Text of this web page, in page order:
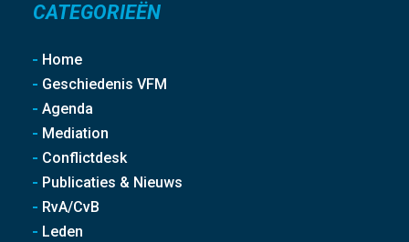
CATEGORIEËN
Home
Geschiedenis VFM
Agenda
Mediation
Conflictdesk
Publicaties & Nieuws
RvA/CvB
Leden